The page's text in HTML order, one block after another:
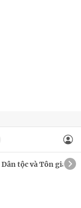
Dân tộc và Tôn giáo